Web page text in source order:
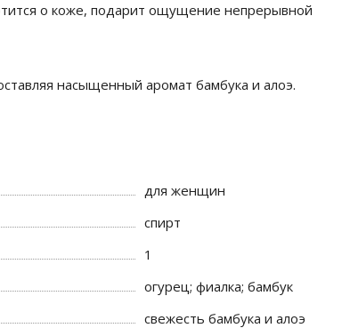
о коже, подарит ощущение непрерывной
насыщенный аромат бамбука и алоэ.
для женщин
спирт
1
огурец; фиалка; бамбук
свежесть бамбука и алоэ